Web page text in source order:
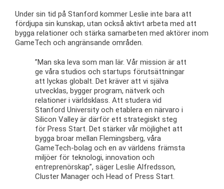
Under sin tid på Stanford kommer Leslie inte bara att
fördjupa sin kunskap, utan också aktivt arbeta med att
bygga relationer och stärka samarbeten med aktörer inom
GameTech och angränsande områden.
”Man ska leva som man lär. Vår mission är att
ge våra studios och startups förutsättningar
att lyckas globalt. Det kräver att vi själva
utvecklas, bygger program, nätverk och
relationer i världsklass. Att studera vid
Stanford University och etablera en närvaro i
Silicon Valley är därför ett strategiskt steg
för Press Start. Det stärker vår möjlighet att
bygga broar mellan Flemingsberg, våra
GameTech-bolag och en av världens främsta
miljöer för teknologi, innovation och
entreprenörskap”, säger Leslie Alfredsson,
Cluster Manager och Head of Press Start.